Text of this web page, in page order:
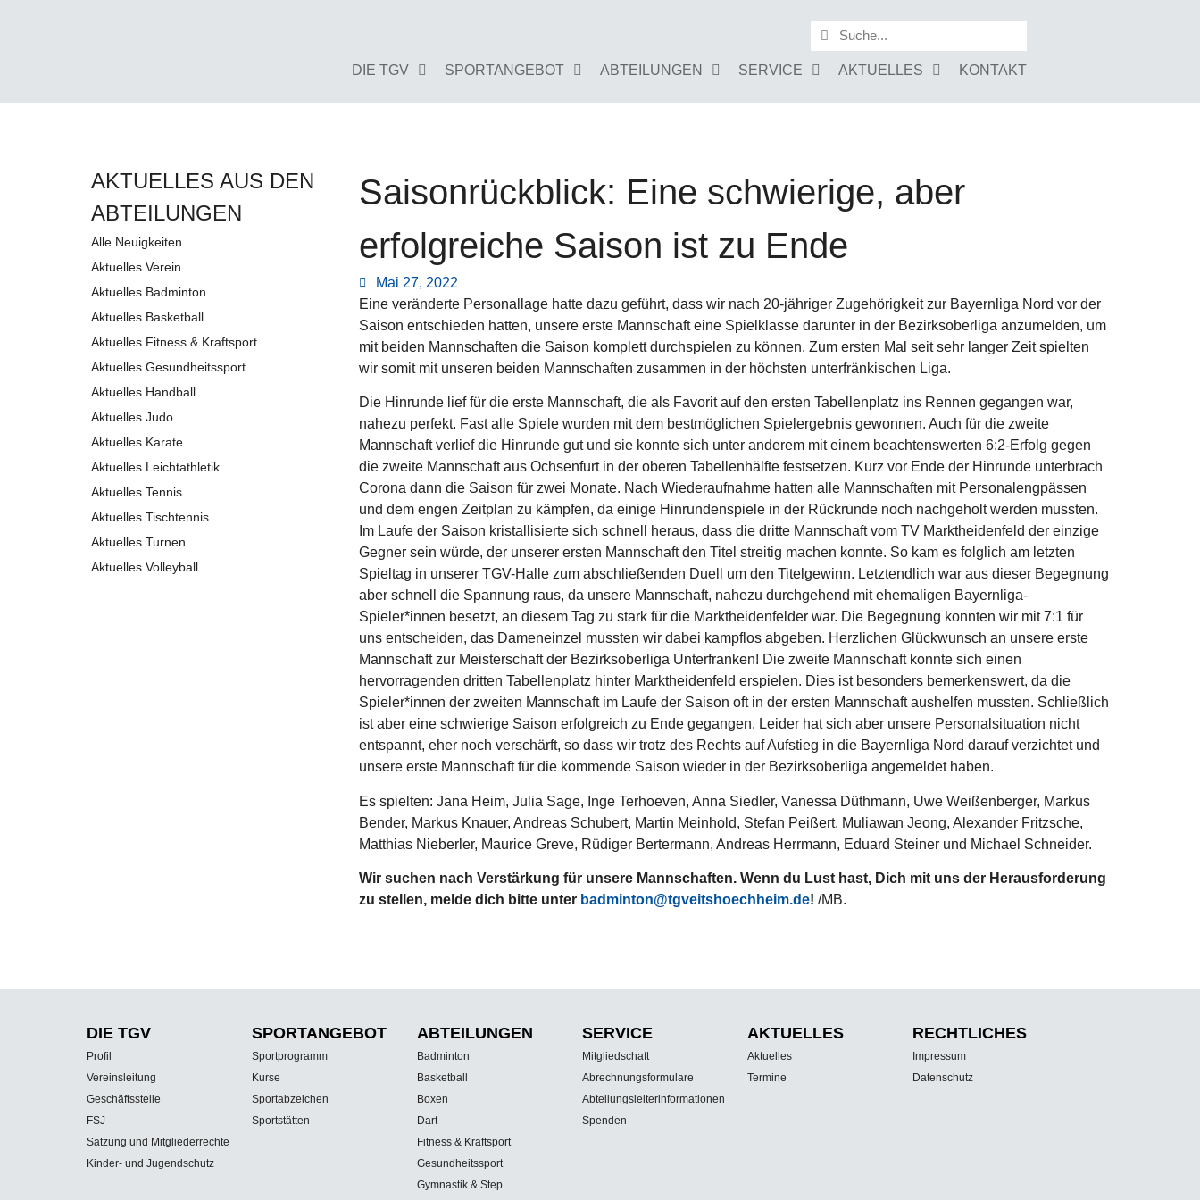
DIE TGV SPORTANGEBOT ABTEILUNGEN SERVICE AKTUELLES KONTAKT
AKTUELLES AUS DEN
AB­TEI­LUNG­EN
Alle Neuigkeiten
Aktuelles Verein
Aktuelles Badminton
Aktuelles Basketball
Aktuelles Fitness & Kraftsport
Aktuelles Gesundheitssport
Aktuelles Handball
Aktuelles Judo
Aktuelles Karate
Aktuelles Leichtathletik
Aktuelles Tennis
Aktuelles Tischtennis
Aktuelles Turnen
Aktuelles Volleyball
Saisonrückblick: Eine schwierige, aber
erfolgreiche Saison ist zu Ende
Mai 27, 2022
Eine veränderte Personallage hatte dazu geführt, dass wir nach 20-jähriger Zugehörigkeit zur Bayernliga Nord vor der
Saison entschieden hatten, unsere erste Mannschaft eine Spielklasse darunter in der Bezirksoberliga anzumelden, um
mit beiden Mannschaften die Saison komplett durchspielen zu können. Zum ersten Mal seit sehr langer Zeit spielten
wir somit mit unseren beiden Mannschaften zusammen in der höchsten unterfränkischen Liga.
Die Hinrunde lief für die erste Mannschaft, die als Favorit auf den ersten Tabellenplatz ins Rennen gegangen war,
nahezu perfekt. Fast alle Spiele wurden mit dem bestmöglichen Spielergebnis gewonnen. Auch für die zweite
Mannschaft verlief die Hinrunde gut und sie konnte sich unter anderem mit einem beachtenswerten 6:2-Erfolg gegen
die zweite Mannschaft aus Ochsenfurt in der oberen Tabellenhälfte festsetzen. Kurz vor Ende der Hinrunde unterbrach
Corona dann die Saison für zwei Monate. Nach Wiederaufnahme hatten alle Mannschaften mit Personalengpässen
und dem engen Zeitplan zu kämpfen, da einige Hinrundenspiele in der Rückrunde noch nachgeholt werden mussten.
Im Laufe der Saison kristallisierte sich schnell heraus, dass die dritte Mannschaft vom TV Marktheidenfeld der einzige
Gegner sein würde, der unserer ersten Mannschaft den Titel streitig machen konnte. So kam es folglich am letzten
Spieltag in unserer TGV-Halle zum abschließenden Duell um den Titelgewinn. Letztendlich war aus dieser Begegnung
aber schnell die Spannung raus, da unsere Mannschaft, nahezu durchgehend mit ehemaligen Bayernliga-
Spieler*innen besetzt, an diesem Tag zu stark für die Marktheidenfelder war. Die Begegnung konnten wir mit 7:1 für
uns entscheiden, das Dameneinzel mussten wir dabei kampflos abgeben. Herzlichen Glückwunsch an unsere erste
Mannschaft zur Meisterschaft der Bezirksoberliga Unterfranken! Die zweite Mannschaft konnte sich einen
hervorragenden dritten Tabellenplatz hinter Marktheidenfeld erspielen. Dies ist besonders bemerkenswert, da die
Spieler*innen der zweiten Mannschaft im Laufe der Saison oft in der ersten Mannschaft aushelfen mussten. Schließlich
ist aber eine schwierige Saison erfolgreich zu Ende gegangen. Leider hat sich aber unsere Personalsituation nicht
entspannt, eher noch verschärft, so dass wir trotz des Rechts auf Aufstieg in die Bayernliga Nord darauf verzichtet und
unsere erste Mannschaft für die kommende Saison wieder in der Bezirksoberliga angemeldet haben.
Es spielten: Jana Heim, Julia Sage, Inge Terhoeven, Anna Siedler, Vanessa Düthmann, Uwe Weißenberger, Markus
Bender, Markus Knauer, Andreas Schubert, Martin Meinhold, Stefan Peißert, Muliawan Jeong, Alexander Fritzsche,
Matthias Nieberler, Maurice Greve, Rüdiger Bertermann, Andreas Herrmann, Eduard Steiner und Michael Schneider.
Wir suchen nach Verstärkung für unsere Mannschaften. Wenn du Lust hast, Dich mit uns der Herausforderung
zu stellen, melde dich bitte unter badminton@tgveitshoechheim.de! /MB.
DIE TGV
Profil
Vereinsleitung
Geschäftsstelle
FSJ
Satzung und Mitgliederrechte
Kinder- und Jugendschutz
SPORT­ANGEBOT
Sportprogramm
Kurse
Sportabzeichen
Sportstätten
ABTEILUNGEN
Badminton
Basketball
Boxen
Dart
Fitness & Kraftsport
Gesundheitssport
Gymnastik & Step
SERVICE
Mitgliedschaft
Abrechnungsformulare
Abteilungsleiterinformationen
Spenden
AKTUELLES
Aktuelles
Termine
RECHTLICHES
Impressum
Datenschutz